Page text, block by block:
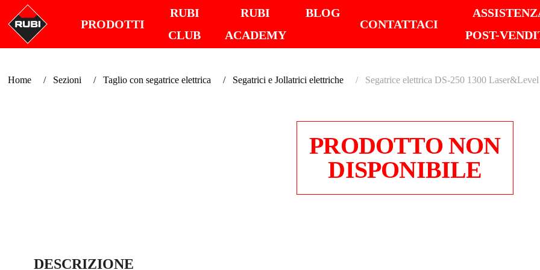
PRODOTTI
RUBI
CLUB
RUBI
ACADEMY
BLOG
CONTATTACI
POST-
Home Sezioni Taglio con segatrice elettrica Segatrici e Jollatrici elettriche Segatrice elettrica DS-250 1300 Laser&Level
PRODOTTO NON
DISPONIBILE
DESCRIZIONE